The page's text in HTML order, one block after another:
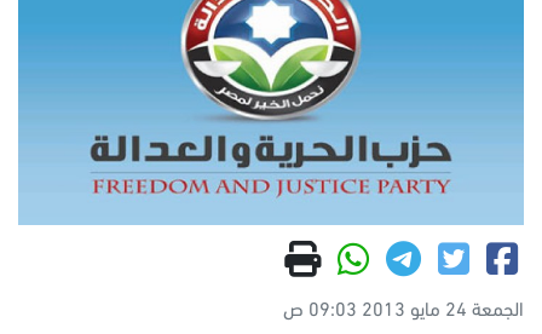
الجمعة 24 مايو 2013 09:03 ص